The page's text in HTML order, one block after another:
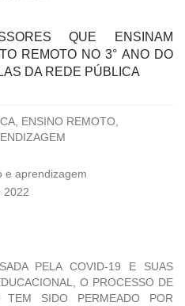
QUE ENSINAM
REMOTO NO 3° ANO DO
DA REDE PÚBLICA
ENSINO REMOTO,
e aprendizagem
2022
PELA COVID-19 E SUAS
O PROCESSO DE
TEM SIDO PERMEADO POR